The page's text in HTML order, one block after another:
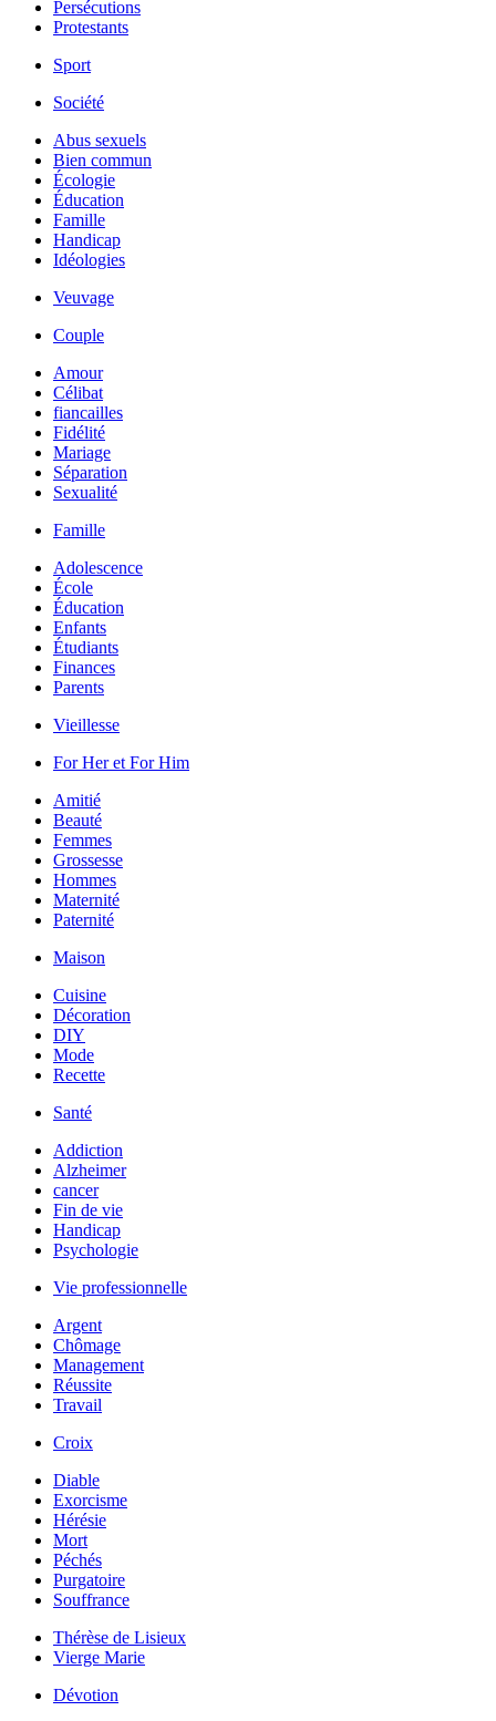
Persécutions
Protestants
Sport
Société
Abus sexuels
Bien commun
Écologie
Éducation
Famille
Handicap
Idéologies
Veuvage
Couple
Amour
Célibat
fiancailles
Fidélité
Mariage
Séparation
Sexualité
Famille
Adolescence
École
Éducation
Enfants
Étudiants
Finances
Parents
Vieillesse
For Her et For Him
Amitié
Beauté
Femmes
Grossesse
Hommes
Maternité
Paternité
Maison
Cuisine
Décoration
DIY
Mode
Recette
Santé
Addiction
Alzheimer
cancer
Fin de vie
Handicap
Psychologie
Vie professionnelle
Argent
Chômage
Management
Réussite
Travail
Croix
Diable
Exorcisme
Hérésie
Mort
Péchés
Purgatoire
Souffrance
Thérèse de Lisieux
Vierge Marie
Dévotion